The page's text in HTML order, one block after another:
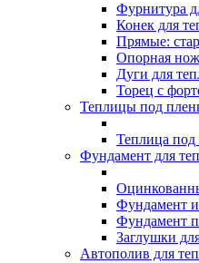
Фурнитура
Конек для
Прямые:
Опорная
Дуги для
Торец с
Теплицы под
Теплица
Фундамент для
Фундамент
Фундамент
Заглушки
Автополив для